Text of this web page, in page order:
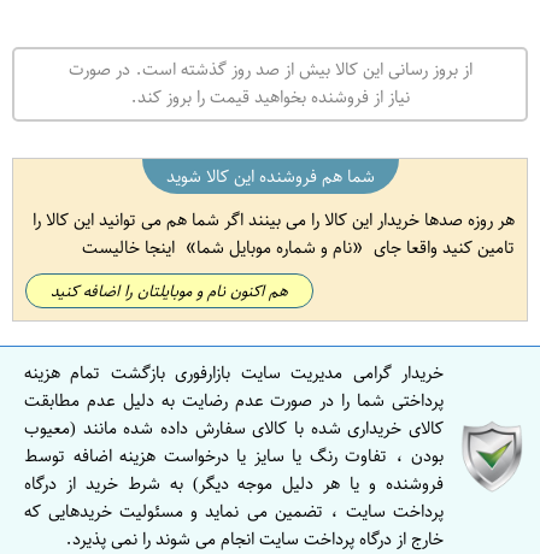
از بروز رسانی این کالا بیش از صد روز گذشته است. در صورت
نیاز از فروشنده بخواهید قیمت را بروز کند.
شما هم فروشنده این کالا شوید
هر روزه صدها خریدار این کالا را می بینند اگر شما هم می توانید این کالا را
تامین کنید واقعا جای
نام و شماره موبایل شما اینجا خالیست
هم اکنون نام و موبایلتان را اضافه کنید
خریدار گرامی مدیریت سایت بازارفوری بازگشت تمام هزینه
پرداختی شما را در صورت عدم رضایت به دلیل عدم مطابقت
کالای خریداری شده با کالای سفارش داده شده مانند (معیوب
بودن ، تفاوت رنگ یا سایز یا درخواست هزینه اضافه توسط
فروشنده و یا هر دلیل موجه دیگر) به شرط خرید از درگاه
پرداخت سایت ، تضمین می نماید و مسئولیت خریدهایی که
خارج از درگاه پرداخت سایت انجام می شوند را نمی پذیرد.